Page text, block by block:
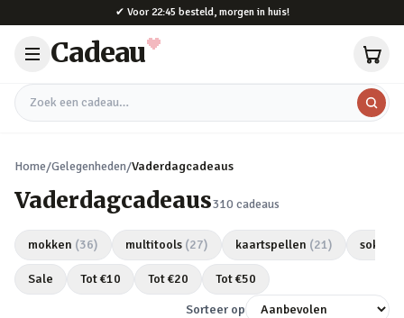
✔ Voor 22:45 besteld, morgen in huis!
Cadeau
Zoek een cadeau
Home/Gelegenheden/Vaderdagcadeaus
Vaderdagcadeaus310 cadeaus
mokken (36) multitools (27) kaartspellen (21) sokken
Sale Tot €10 Tot €20 Tot €50
Sorteer op